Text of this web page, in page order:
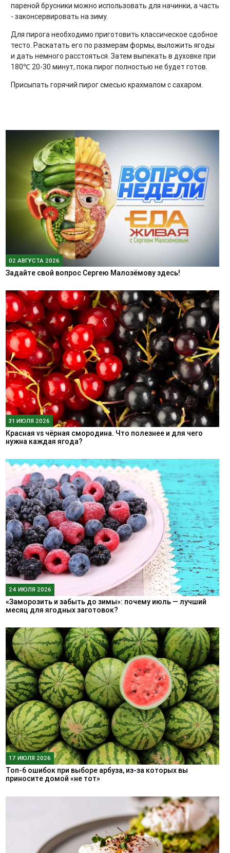
пареной брусники можно использовать для начинки, а часть
- законсервировать на зиму.
Для пирога необходимо приготовить классическое сдобное
тесто. Раскатать его по размерам формы, выложить ягоды
и дать немного расстояться. Затем выпекать в духовке при
180℃ 20-30 минут, пока пирог полностью не будет готов.
Присыпать горячий пирог смесью крахмалом с сахаром.
02 АВГУСТА 2026
Задайте свой вопрос Сергею Малозёмову здесь!
31 ИЮЛЯ 2026
Красная vs чёрная смородина. Что полезнее и для чего
нужна каждая ягода?
24 ИЮЛЯ 2026
«Заморозить и забыть до зимы»: почему июль — лучший
месяц для ягодных заготовок?
17 ИЮЛЯ 2026
Топ-6 ошибок при выборе арбуза, из-за которых вы
приносите домой «не тот»